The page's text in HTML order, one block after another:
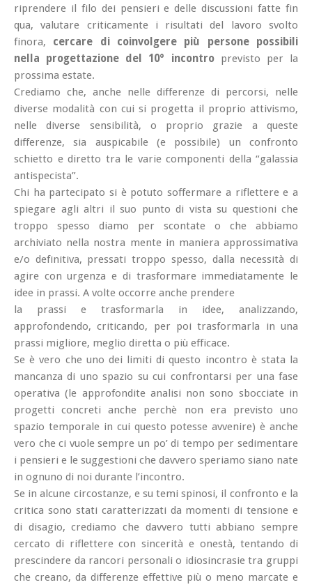
riprendere il filo dei pensieri e delle discussioni fatte fin
qua, valutare criticamente i risultati del lavoro svolto
finora, cercare di coinvolgere più persone possibili
nella progettazione del 10° incontroprevisto per la
prossima estate.
Crediamo che, anche nelle differenze di percorsi, nelle
diverse modalità con cui si progetta il proprio attivismo,
nelle diverse sensibilità, o proprio grazie a queste
differenze, sia auspicabile (e possibile) un confronto
schietto e diretto tra le varie componenti della “galassia
antispecista”.
Chi ha partecipato si è potuto soffermare a riflettere e a
spiegare agli altri il suo punto di vista su questioni che
troppo spesso diamo per scontate o che abbiamo
archiviato nella nostra mente in maniera approssimativa
e/o definitiva, pressati troppo spesso, dalla necessità di
agire con urgenza e di trasformare immediatamente le
idee in prassi. A volte occorre anche prendere
la prassi e trasformarla in idee, analizzando,
approfondendo, criticando, per poi trasformarla in una
prassi migliore, meglio diretta o più efficace.
Se è vero che uno dei limiti di questo incontro è stata la
mancanza di uno spazio su cui confrontarsi per una fase
operativa (le approfondite analisi non sono sbocciate in
progetti concreti anche perchè non era previsto uno
spazio temporale in cui questo potesse avvenire) è anche
vero che ci vuole sempre un po’ di tempo per sedimentare
i pensieri e le suggestioni che davvero speriamo siano nate
in ognuno di noi durante l’incontro.
Se in alcune circostanze, e su temi spinosi, il confronto e la
critica sono stati caratterizzati da momenti di tensione e
di disagio, crediamo che davvero tutti abbiano sempre
cercato di riflettere con sincerità e onestà, tentando di
prescindere da rancori personali o idiosincrasie tra gruppi
che creano, da differenze effettive più o meno marcate e